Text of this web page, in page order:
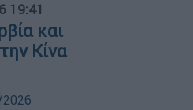
19:41
και
Κίνα